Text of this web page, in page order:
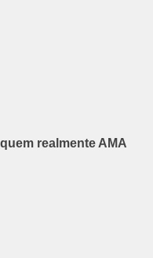
realmente AMA